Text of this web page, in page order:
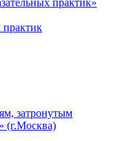
практик»
практик
затронутым
(г.Москва)